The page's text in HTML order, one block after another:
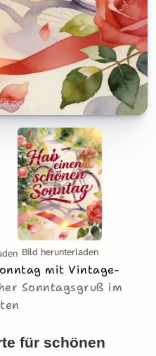
Bild herunterladen
mit Vintage-
Sonntagsgruß im
für schönen